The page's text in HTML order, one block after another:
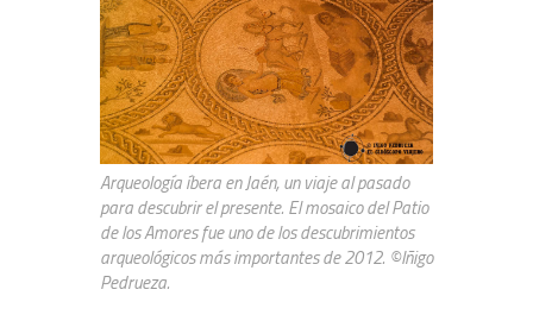
Arqueología íbera en Jaén, un viaje al pasado
para descubrir el presente. El mosaico del Patio
de los Amores fue uno de los descubrimientos
arqueológicos más importantes de 2012. ©Iñigo
Pedrueza.